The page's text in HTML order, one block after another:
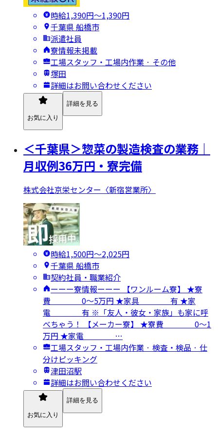
時給1,390円〜1,390円
千葉県 船橋市
派遣社員
寮情報未掲載
工場スタッフ・工場内作業 · その他
塚田
詳細はお問い合わせください
お気に入り
詳細を見る
＜千葉県＞惣菜の製造検査の業務｜
月収例36万円・寮完備
株式会社京栄センター〈新宿営業所〉
時給1,500円〜2,025円
千葉県 船橋市
契約社員・職業紹介
ーーー寮情報ーーー 【ワンルーム寮】 ★寮
費 0～5万円 ★家具 有 ★家
電 有 ※「友人・彼女・家族」も家に呼
べちゃう！ 【メーカー寮】 ★寮費 0～1
万円 ★家電 …
工場スタッフ・工場内作業 · 検査・検品 · 仕
分けピッキング
津田沼駅
詳細はお問い合わせください
お気に入り
詳細を見る